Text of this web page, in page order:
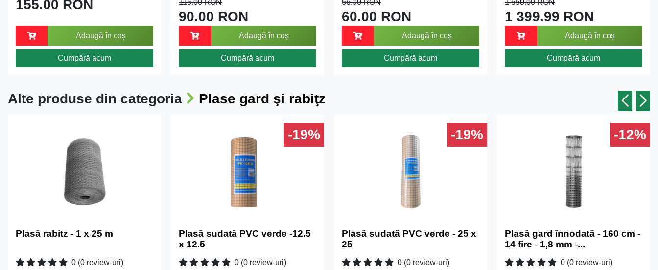
155.00 RON
Adaugă în coș
Cumpără acum
115.00 RON
90.00 RON
Adaugă în coș
Cumpără acum
66.00 RON
60.00 RON
Adaugă în coș
Cumpără acum
1 550.00 RON
1 399.99 RON
Adaugă în coș
Cumpără acum
Alte produse din categoria Plase gard şi rabiţz
Plasă rabitz - 1 x 25 m
0 (0 review-uri)
-19%
Plasă sudată PVC verde -12.5
x 12.5
0 (0 review-uri)
-19%
Plasă sudată PVC verde - 25 x
25
0 (0 review-uri)
-12%
Plasă gard înnodată - 160 cm -
14 fire - 1,8 mm -...
0 (0 review-uri)